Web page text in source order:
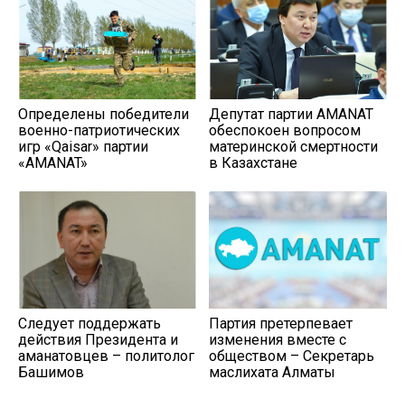
Определены победители
военно-патриотических
игр «Qaisar» партии
«AMANAT»
Депутат партии AMANAT
обеспокоен вопросом
материнской смертности
в Казахстане
Следует поддержать
действия Президента и
аманатовцев – политолог
Башимов
Партия претерпевает
изменения вместе с
обществом – Секретарь
маслихата Алматы